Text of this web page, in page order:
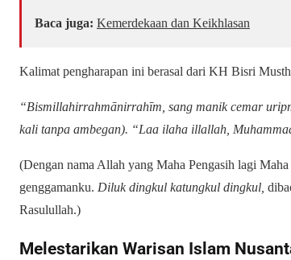
Baca juga: Kemerdekaan dan Keikhlasan
Kalimat pengharapan ini berasal dari KH Bisri
“Bismillahirrahmānirrahīm, sang manik cemar
kali tanpa ambegan). “Laa ilaha illallah,
(Dengan nama Allah yang Maha Pengasih lagi
genggamanku. Diluk dingkul katungkul dingkul,
Rasulullah.)
Melestarikan Warisan Islam